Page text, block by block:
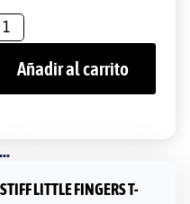
Añadir al carrito
STIFF LITTLE FINGERS T-